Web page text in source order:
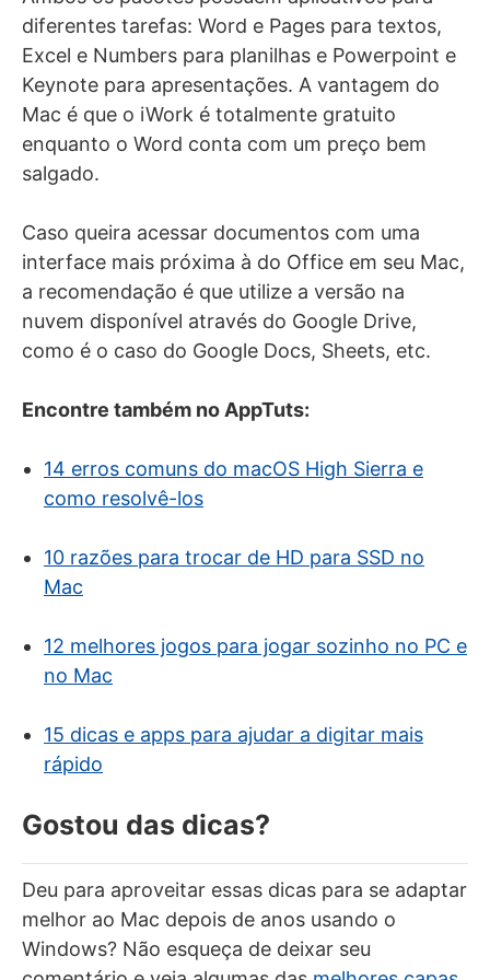
diferentes tarefas: Word e Pages para textos,
Excel e Numbers para planilhas e Powerpoint e
Keynote para apresentações. A vantagem do
Mac é que o iWork é totalmente gratuito
enquanto o Word conta com um preço bem
salgado.
Caso queira acessar documentos com uma
interface mais próxima à do Office em seu Mac,
a recomendação é que utilize a versão na
nuvem disponível através do Google Drive,
como é o caso do Google Docs, Sheets, etc.
Encontre também no AppTuts:
14 erros comuns do macOS High Sierra e
como resolvê-los
10 razões para trocar de HD para SSD no
Mac
12 melhores jogos para jogar sozinho no PC e
no Mac
15 dicas e apps para ajudar a digitar mais
rápido
Gostou das dicas?
Deu para aproveitar essas dicas para se adaptar
melhor ao Mac depois de anos usando o
Windows? Não esqueça de deixar seu